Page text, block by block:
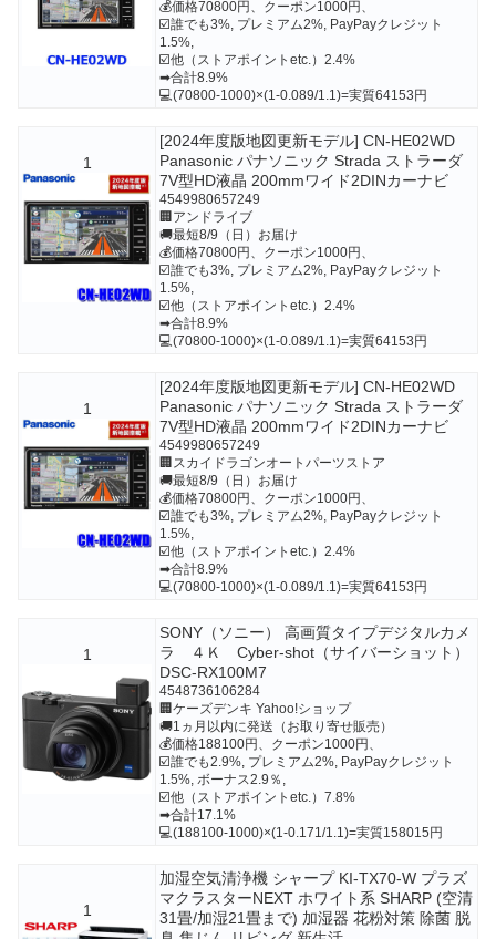
💰価格70800円、クーポン1000円、
☑️誰でも3%, プレミアム2%, PayPayクレジット
1.5%,
☑️他（ストアポイントetc.）2.4%
➡合計8.9%
💻(70800-1000)×(1-0.089/1.1)=実質64153円
1
[2024年度版地図更新モデル] CN-HE02WD
Panasonic パナソニック Strada ストラーダ
7V型HD液晶 200mmワイド2DINカーナビ
4549980657249
🏢アンドライブ
🚚最短8/9（日）お届け
💰価格70800円、クーポン1000円、
☑️誰でも3%, プレミアム2%, PayPayクレジット
1.5%,
☑️他（ストアポイントetc.）2.4%
➡合計8.9%
💻(70800-1000)×(1-0.089/1.1)=実質64153円
1
[2024年度版地図更新モデル] CN-HE02WD
Panasonic パナソニック Strada ストラーダ
7V型HD液晶 200mmワイド2DINカーナビ
4549980657249
🏢スカイドラゴンオートパーツストア
🚚最短8/9（日）お届け
💰価格70800円、クーポン1000円、
☑️誰でも3%, プレミアム2%, PayPayクレジット
1.5%,
☑️他（ストアポイントetc.）2.4%
➡合計8.9%
💻(70800-1000)×(1-0.089/1.1)=実質64153円
1
SONY（ソニー） 高画質タイプデジタルカメ
ラ ４Ｋ Cyber-shot（サイバーショット）
DSC-RX100M7
4548736106284
🏢ケーズデンキ Yahoo!ショップ
🚚1ヵ月以内に発送（お取り寄せ販売）
💰価格188100円、クーポン1000円、
☑️誰でも2.9%, プレミアム2%, PayPayクレジット
1.5%, ボーナス2.9％,
☑️他（ストアポイントetc.）7.8%
➡合計17.1%
💻(188100-1000)×(1-0.171/1.1)=実質158015円
1
加湿空気清浄機 シャープ KI-TX70-W プラズ
マクラスターNEXT ホワイト系 SHARP (空清
31畳/加湿21畳まで) 加湿器 花粉対策 除菌 脱